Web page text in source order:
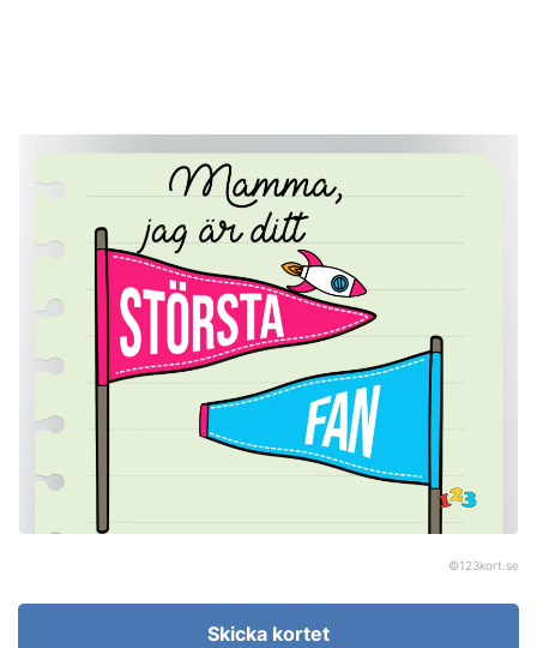
©123kort.se
Skicka kortet